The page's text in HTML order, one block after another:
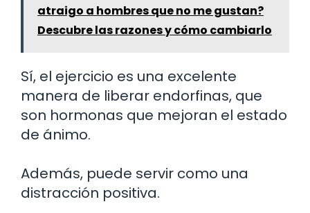
atraigo a hombres que no me gustan?
Descubre las razones y cómo cambiarlo
Sí, el ejercicio es una excelente
manera de liberar endorfinas, que
son hormonas que mejoran el estado
de ánimo.
Además, puede servir como una
distracción positiva.